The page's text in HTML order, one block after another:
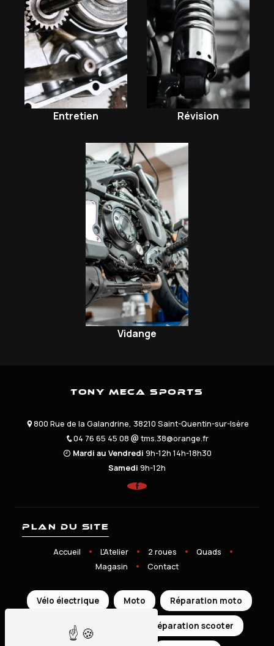
Entretien Révision
Vidange
Tony Meca Sports
800 Rue de la Galandrine, 38210 Saint-Quentin-sur-Isère
04 76 65 45 08
tms.38@orange.fr
Mardi au Vendredi 9h-12h 14h-18h30
Samedi 9h-12h
Plan du site
Accueil L'Atelier 2 roues
Quads
Magasin
Contact
Vélo électrique Moto Réparation moto
Scooter Réparation scooter